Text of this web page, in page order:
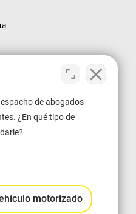
de abogados
¿En qué tipo de
motorizado